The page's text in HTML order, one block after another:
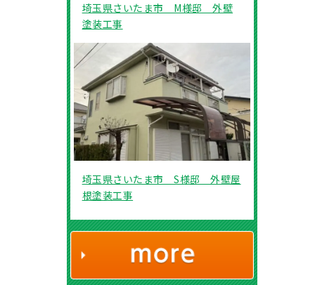
埼玉県さいたま市 M様邸 外壁
塗装工事
埼玉県さいたま市 S様邸 外壁屋
根塗装工事